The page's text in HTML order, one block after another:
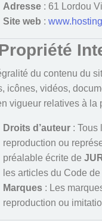
Adresse: 61 Lordou
Site web :
du contenu du
icônes, vidéos,
vigueur relatives à la
Droits d’auteur: Tous
reproduction ou
préalable écrite de
les articles du Code
Marques: Les
reproduction ou